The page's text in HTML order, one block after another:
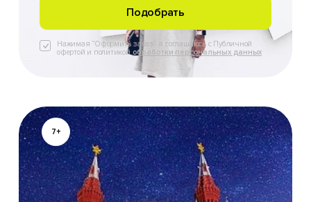
Нажимая “Оформить заказ” я соглашаюсь с Публичной
офертой и политикой обработки персональных данных
7+